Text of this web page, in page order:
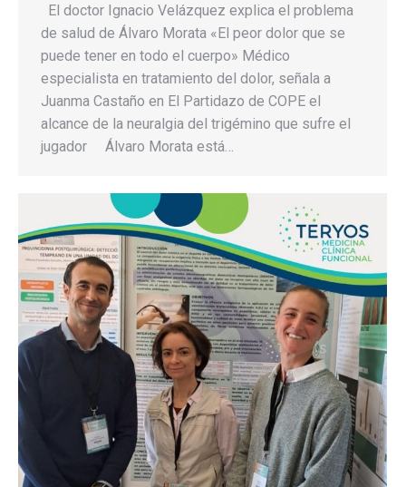
El doctor Ignacio Velázquez explica el problema
de salud de Álvaro Morata «El peor dolor que se
puede tener en todo el cuerpo» Médico
especialista en tratamiento del dolor, señala a
Juanma Castaño en El Partidazo de COPE el
alcance de la neuralgia del trigémino que sufre el
jugador Álvaro Morata está…